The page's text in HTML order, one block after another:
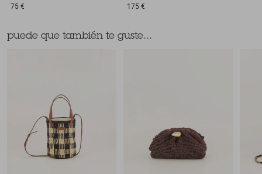
75 €
175 €
puede que también te guste...